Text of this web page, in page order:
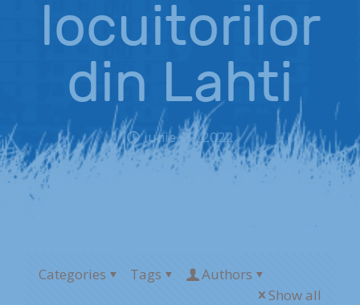
locuitorilor
din Lahti
iunie 30, 2022
Categories Tags
Authors
Show all